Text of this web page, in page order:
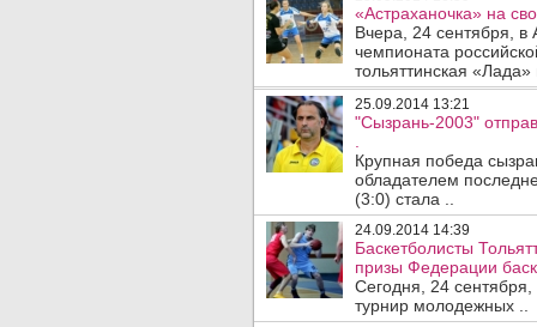
«Астраханочка» на
Вчера, 24 сентября, в
чемпионата
тольяттинская «Лада»
25.09.2014 13:21
"Сызрань-2003"
Крупная победа
обладателем
(3:0) стала ..
24.09.2014 14:39
Баскетболисты
призы Федерации
Сегодня, 24
турнир молодежных ..